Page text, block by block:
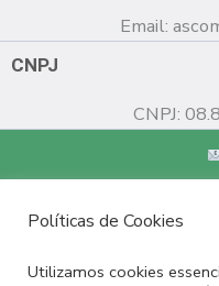
Email:
CNPJ
CNPJ:
Políticas de Cookies
Utilizamos cookies